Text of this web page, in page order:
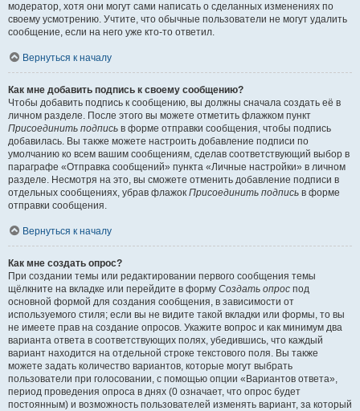
модератор, хотя они могут сами написать о сделанных изменениях по
своему усмотрению. Учтите, что обычные пользователи не могут удалить
сообщение, если на него уже кто-то ответил.
Вернуться к началу
Как мне добавить подпись к своему сообщению?
Чтобы добавить подпись к сообщению, вы должны сначала создать её в
личном разделе. После этого вы можете отметить флажком пункт
Присоединить подпись в форме отправки сообщения, чтобы подпись
добавилась. Вы также можете настроить добавление подписи по
умолчанию ко всем вашим сообщениям, сделав соответствующий выбор в
параграфе «Отправка сообщений» пункта «Личные настройки» в личном
разделе. Несмотря на это, вы сможете отменить добавление подписи в
отдельных сообщениях, убрав флажок Присоединить подпись в форме
отправки сообщения.
Вернуться к началу
Как мне создать опрос?
При создании темы или редактировании первого сообщения темы
щёлкните на вкладке или перейдите в форму Создать опрос под
основной формой для создания сообщения, в зависимости от
используемого стиля; если вы не видите такой вкладки или формы, то вы
не имеете прав на создание опросов. Укажите вопрос и как минимум два
варианта ответа в соответствующих полях, убедившись, что каждый
вариант находится на отдельной строке текстового поля. Вы также
можете задать количество вариантов, которые могут выбрать
пользователи при голосовании, с помощью опции «Вариантов ответа»,
период проведения опроса в днях (0 означает, что опрос будет
постоянным) и возможность пользователей изменять вариант, за который